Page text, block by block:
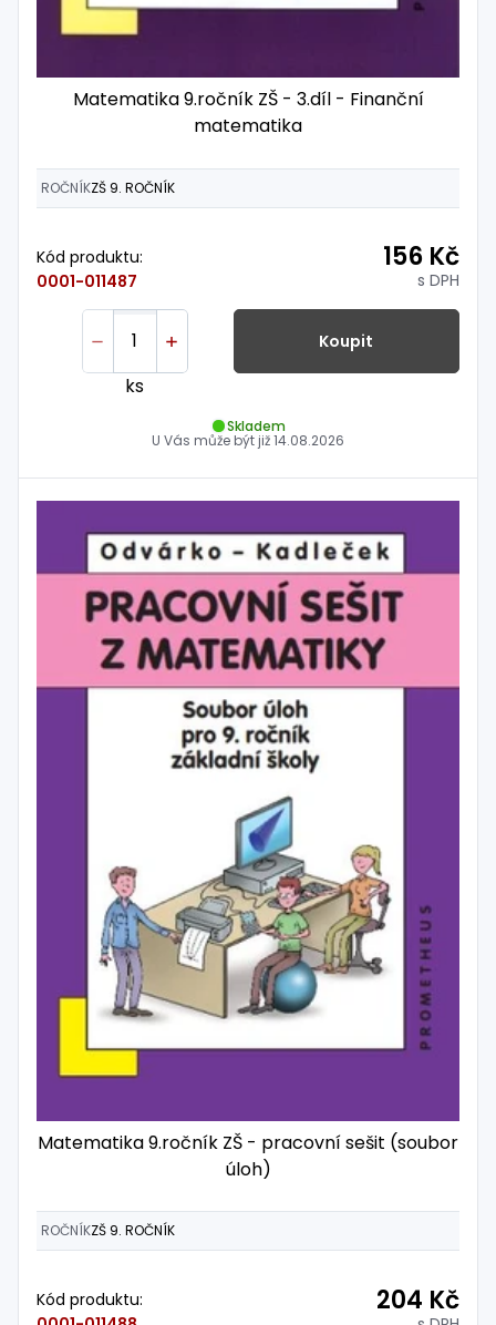
Matematika 9.ročník ZŠ - 3.díl - Finanční
matematika
ROČNÍKZŠ 9. ROČNÍK
Kód produktu:
0001-011487
156 Kč
s DPH
ks
Koupit
Skladem
U Vás může být již14.08.2026
Matematika 9.ročník ZŠ - pracovní sešit (soubor
úloh)
ROČNÍKZŠ 9. ROČNÍK
Kód produktu:
204 Kč